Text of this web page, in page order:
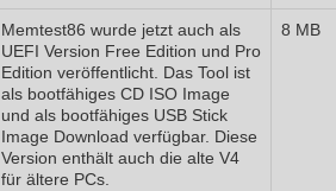
Memtest86 wurde jetzt auch als
UEFI Version Free Edition und Pro
Edition veröffentlicht. Das Tool ist
als bootfähiges CD ISO Image
und als bootfähiges USB Stick
Image Download verfügbar. Diese
Version enthält auch die alte V4
für ältere PCs.
8 MB